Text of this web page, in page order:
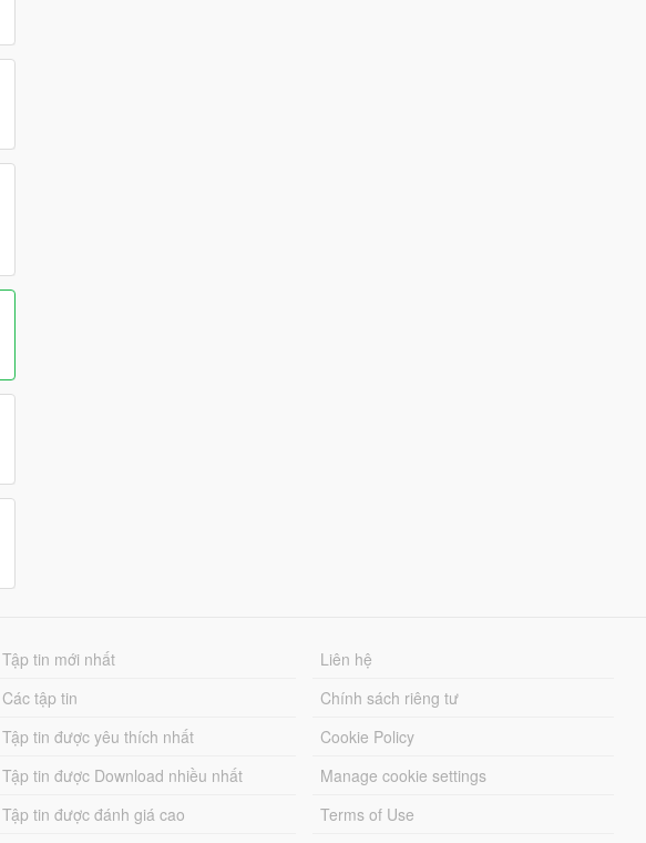
Tập tin mới nhất
Các tập tin
Tập tin được yêu thích nhất
Tập tin được Download nhiều nhất
Tập tin được đánh giá cao
Liên hệ
Chính sách riêng tư
Cookie Policy
Manage cookie settings
Terms of Use